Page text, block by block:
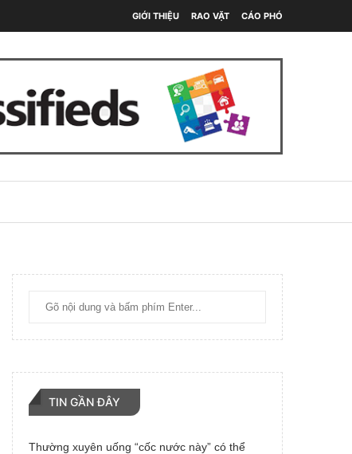
GIỚI THIỆU RAO VẶT CÁO PHÓ
TIN GẦN ĐÂY
Thường xuyên uống “cốc nước này” có thể